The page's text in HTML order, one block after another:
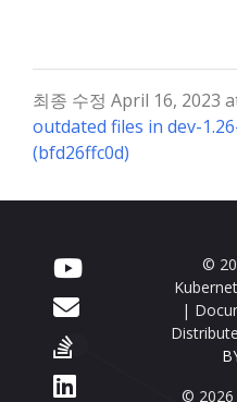
최종 수정 April 16, 2023
outdated files in dev-
(bfd26ffc0d)
©
|
© 2026